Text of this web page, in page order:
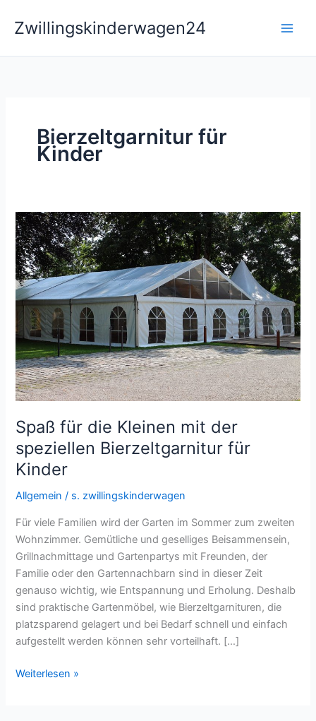
InhaltZwillingskinderwagen24
Bierzeltgarnitur für
Kinder
Spaß für die Kleinen mit der
speziellen Bierzeltgarnitur für
Kinder
Allgemein / s. zwillingskinderwagen
Für viele Familien wird der Garten im Sommer zum zweiten
Wohnzimmer. Gemütliche und geselliges Beisammensein,
Grillnachmittage und Gartenpartys mit Freunden, der
Familie oder den Gartennachbarn sind in dieser Zeit
genauso wichtig, wie Entspannung und Erholung. Deshalb
sind praktische Gartenmöbel, wie Bierzeltgarnituren, die
platzsparend gelagert und bei Bedarf schnell und einfach
aufgestellt werden können sehr vorteilhaft. […]
Spaß
Weiterlesen »